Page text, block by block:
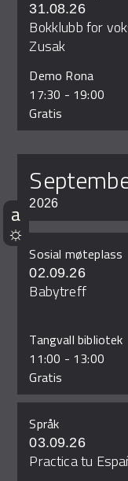
31.08.26
Bokklubb for
Zusak
Demo Rona
17:30 - 19:00
Gratis
2026
Sosial møteplass
02.09.26
Babytreff
Tangvall bibliotek
11:00 - 13:00
Gratis
Språk
03.09.26
Practica tu